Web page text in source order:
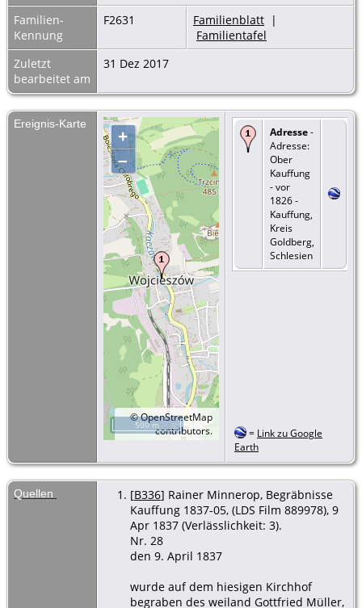
Familien-
Kennung
F2631 Familienblatt |
Familientafel
Zuletzt
bearbeitet am
31 Dez 2017
Ereignis-Karte
+
–
©OpenStreetMap
contributors.
500 m
Adresse-
Adresse:
Ober
Kauffung
- vor
1826 -
Kauffung,
Kreis
Goldberg,
Schlesien
= Link zu Google
Earth
Quellen [B336] Rainer Minnerop, Begräbnisse
Kauffung 1837-05, (LDS Film 889978), 9
Apr 1837 (Verlässlichkeit: 3).
Nr. 28
den 9. April 1837
wurde auf dem hiesigen Kirchhof
begraben des weiland Gottfried Müller,